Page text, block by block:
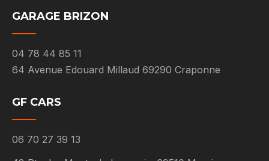
GARAGE BRIZON
04 78 44 85 11
64 Avenue Edouard Millaud 69290 Craponne
GF CARS
06 70 27 39 13